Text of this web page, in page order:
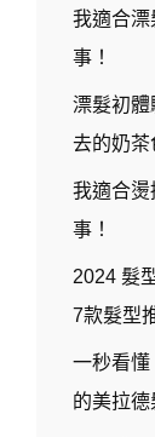
我適合
事！
漂髮初體
去的奶
我適合
事！
2024 髮
7款髮型
一秒看懂
的美拉